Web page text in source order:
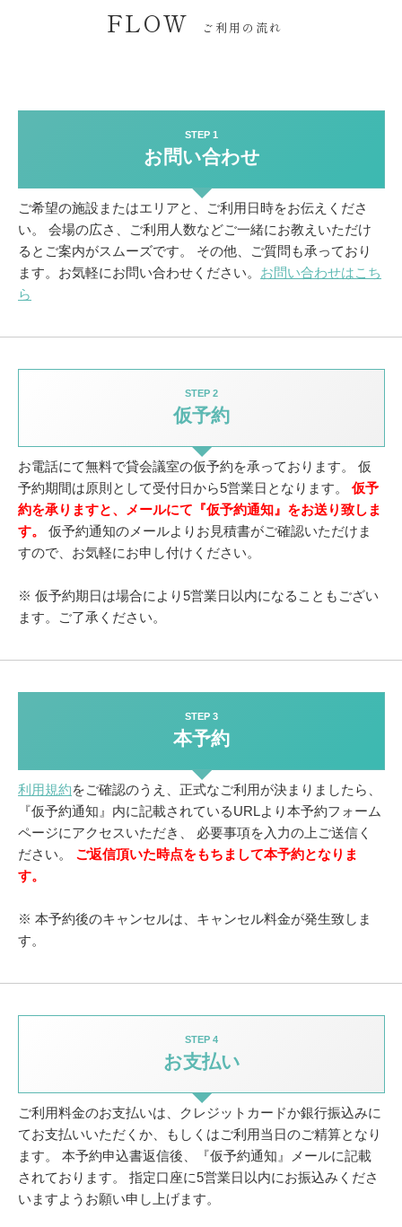
FLOW ご利用の流れ
STEP 1
お問い合わせ
ご希望の施設またはエリアと、ご利用日時をお伝えくださ
い。
会場の広さ、ご利用人数などご一緒にお教えいただけ
るとご案内がスムーズです。
その他、ご質問も承っており
ます。お気軽にお問い合わせください。 お問い合わせはこち
ら
STEP 2
仮予約
お電話にて無料で貸会議室の仮予約を承っております。
仮
予約期間は原則として受付日から5営業日となります。
仮予
約を承りますと、メールにて『仮予約通知』をお送り致しま
す。
仮予約通知のメールよりお見積書がご確認いただけま
すので、お気軽にお申し付けください。
※ 仮予約期日は場合により5営業日以内になることもござい
ます。ご了承ください。
STEP 3
本予約
利用規約をご確認のうえ、正式なご利用が決まりましたら、
『仮予約通知』内に記載されているURLより本予約フォーム
ページにアクセスいただき、
必要事項を入力の上ご送信く
ださい。
ご返信頂いた時点をもちまして本予約となりま
す。
※ 本予約後のキャンセルは、キャンセル料金が発生致しま
す。
STEP 4
お支払い
ご利用料金のお支払いは、クレジットカードか銀行振込みに
てお支払いいただくか、
もしくはご利用当日のご精算となり
ます。
本予約申込書返信後、『仮予約通知』メールに記載
されております。
指定口座に5営業日以内にお振込みくださ
いますようお願い申し上げます。